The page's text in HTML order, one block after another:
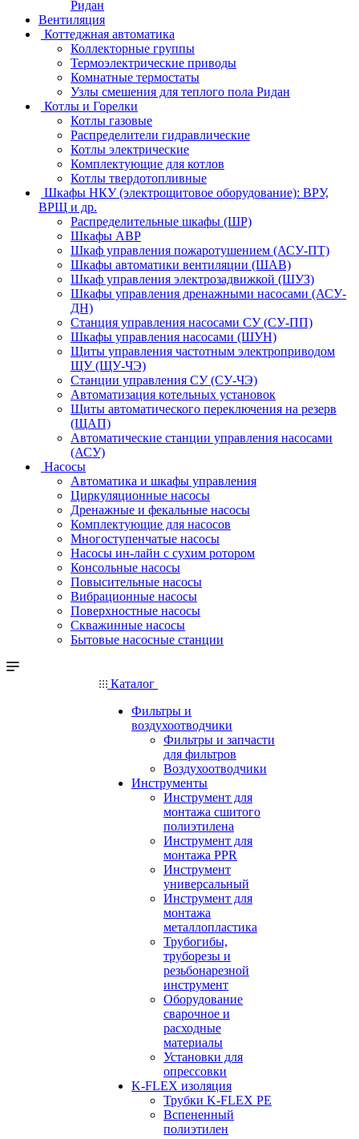
Ридан
Вентиляция
Коттеджная автоматика
Коллекторные группы
Термоэлектрические приводы
Комнатные термостаты
Узлы смешения для теплого пола Ридан
Котлы и Горелки
Котлы газовые
Распределители гидравлические
Котлы электрические
Комплектующие для котлов
Котлы твердотопливные
Шкафы НКУ (электрощитовое оборудование): ВРУ,
ВРЩ и др.
Распределительные шкафы (ШР)
Шкафы АВР
Шкаф управления пожаротушением (АСУ-ПТ)
Шкафы автоматики вентиляции (ШАВ)
Шкаф управления электрозадвижкой (ШУЗ)
Шкафы управления дренажными насосами (АСУ-
ДН)
Станция управления насосами СУ (СУ-ПП)
Шкафы управления насосами (ШУН)
Щиты управления частотным электроприводом
ЩУ (ЩУ-ЧЭ)
Станции управления СУ (СУ-ЧЭ)
Автоматизация котельных установок
Щиты автоматического переключения на резерв
(ЩАП)
Автоматические станции управления насосами
(АСУ)
Насосы
Автоматика и шкафы управления
Циркуляционные насосы
Дренажные и фекальные насосы
Комплектующие для насосов
Многоступенчатые насосы
Насосы ин-лайн с сухим ротором
Консольные насосы
Повысительные насосы
Вибрационные насосы
Поверхностные насосы
Скважинные насосы
Бытовые насосные станции
Каталог
Фильтры и
воздухоотводчики
Фильтры и запчасти
для фильтров
Воздухоотводчики
Инструменты
Инструмент для
монтажа сшитого
полиэтилена
Инструмент для
монтажа PPR
Инструмент
универсальный
Инструмент для
монтажа
металлопластика
Трубогибы,
труборезы и
резьбонарезной
инструмент
Оборудование
сварочное и
расходные
материалы
Установки для
опрессовки
K-FLEX изоляция
Трубки K-FLEX PE
Вспененный
полиэтилен